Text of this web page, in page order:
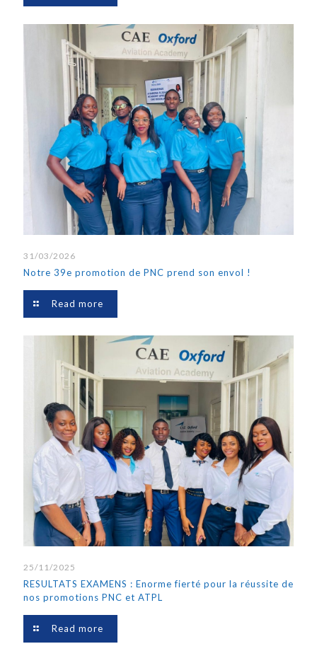
31/03/2026
Notre 39e promotion de PNC prend son envol !
Read more
25/11/2025
RESULTATS EXAMENS : Enorme fierté pour la réussite de
nos promotions PNC et ATPL
Read more